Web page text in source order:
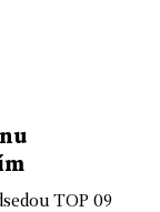
TOP 09